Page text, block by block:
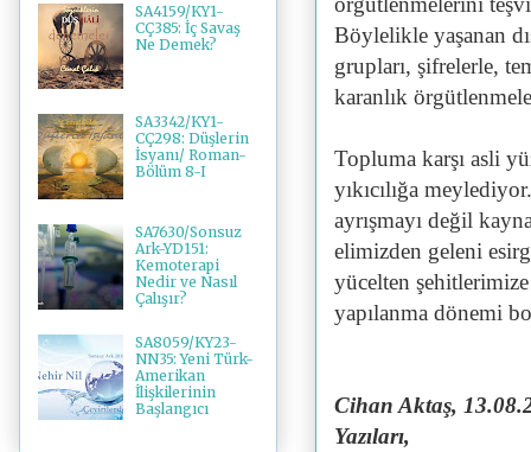
Böylelikle yaşanan
grupları, şifrelerle,
karanlık
Topluma karşı asli
yıkıcılığa
ayrışmayı değil
elimizden geleni
yücelten şehitlerimize
yapılanma dönemi
Cihan Aktaş, 13
Yazıları,
SA4159/KY1-
CÇ385: İç Savaş
Ne Demek?
SA3342/KY1-
CÇ298: Düşlerin
İsyanı/ Roman-
Bölüm 8-I
SA7630/Sonsuz
Ark-YD151:
Kemoterapi
Nedir ve Nasıl
Çalışır?
SA8059/KY23-
NN35: Yeni Türk-
Amerikan
İlişkilerinin
Başlangıcı